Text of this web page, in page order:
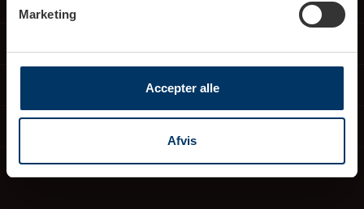
Marketing
Accepter alle
Afvis